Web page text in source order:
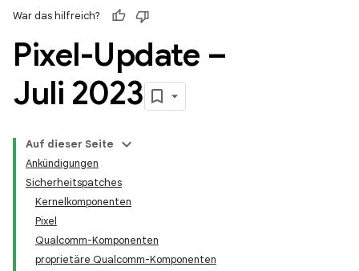
War das hilfreich?
Pixel-Update –
Juli 2023
Auf dieser Seite
Ankündigungen
Sicherheitspatches
Kernelkomponenten
Pixel
Qualcomm-Komponenten
proprietäre Qualcomm-Komponenten